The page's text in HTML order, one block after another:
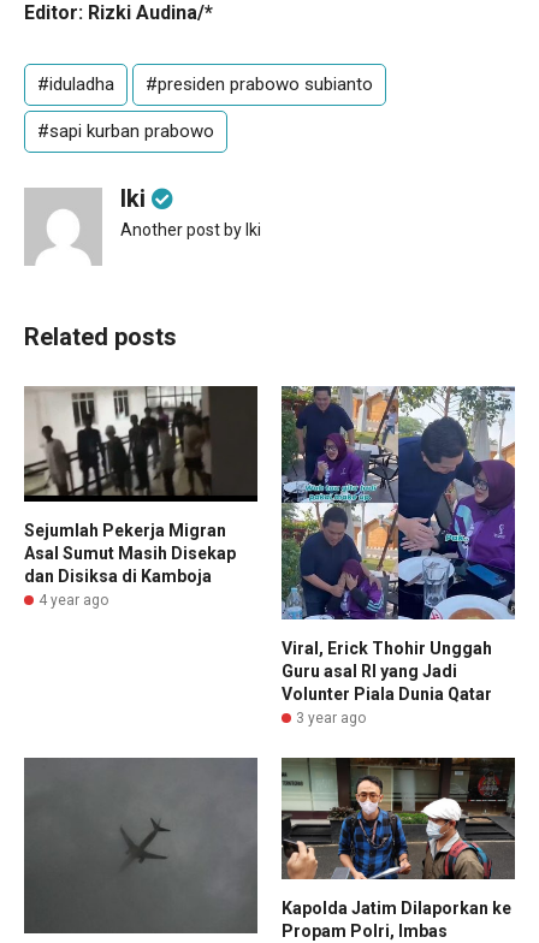
Editor: Rizki Audina/*
#iduladha #presiden prabowo subianto
#sapi kurban prabowo
Iki
Another post by Iki
Related posts
Sejumlah Pekerja Migran
Asal Sumut Masih Disekap
dan Disiksa di Kamboja
4 year ago
Viral, Erick Thohir Unggah
Guru asal RI yang Jadi
Volunter Piala Dunia Qatar
3 year ago
Kapolda Jatim Dilaporkan ke
Propam Polri, Imbas